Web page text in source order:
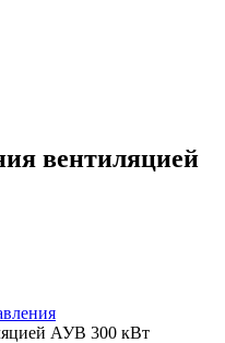
вентиляцией
АУВ 300 кВт